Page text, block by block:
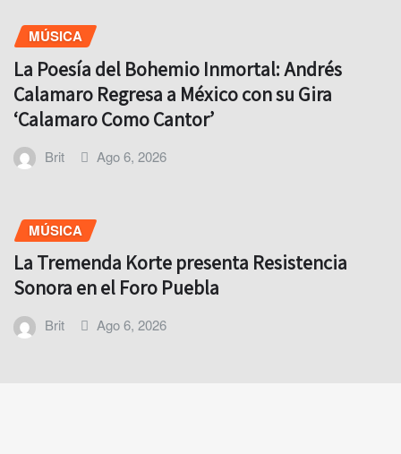
MÚSICA
La Poesía del Bohemio Inmortal: Andrés
Calamaro Regresa a México con su Gira
‘Calamaro Como Cantor’
Brit Ago 6, 2026
MÚSICA
La Tremenda Korte presenta Resistencia
Sonora en el Foro Puebla
Brit Ago 6, 2026